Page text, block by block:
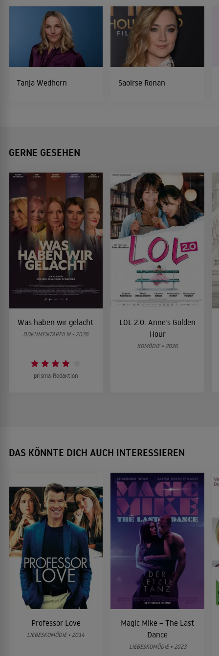
Tanja Wedhorn Saoirse Ronan
GERNE GESEHEN
Was haben wir gelacht
DOKUMENTARFILM • 2026
prisma-Redaktion
LOL 2.0: Anne’s Golden
Hour
KOMÖDIE • 2026
DAS KÖNNTE DICH AUCH INTERESSIEREN
Professor Love
LIEBESKOMÖDIE • 2014
Magic Mike – The Last
Dance
LIEBESKOMÖDIE • 2023